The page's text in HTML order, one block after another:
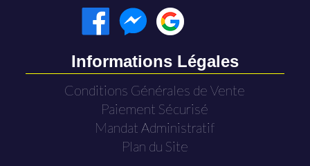
Informations Légales
Conditions Générales de Vente
Paiement Sécurisé
Mandat Administratif
Plan du Site